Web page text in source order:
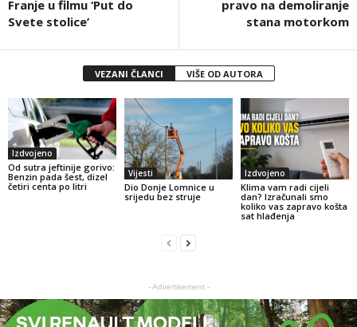
Franje u filmu ‘Put do
Svete stolice’
pravo na demoliranje
stana motorkom
VEZANI ČLANCI VIŠE OD AUTORA
Izdvojeno
Od sutra jeftinije gorivo:
Benzin pada šest, dizel
četiri centa po litri
Vijesti
Dio Donje Lomnice u
srijedu bez struje
Izdvojeno
Klima vam radi cijeli
dan? Izračunali smo
koliko vas zapravo košta
sat hlađenja
- Advertisement -